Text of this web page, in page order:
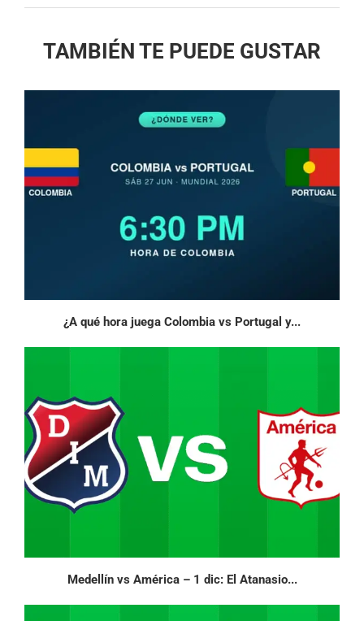
TAMBIÉN TE PUEDE GUSTAR
¿A qué hora juega Colombia vs Portugal y...
Medellín vs América – 1 dic: El Atanasio...